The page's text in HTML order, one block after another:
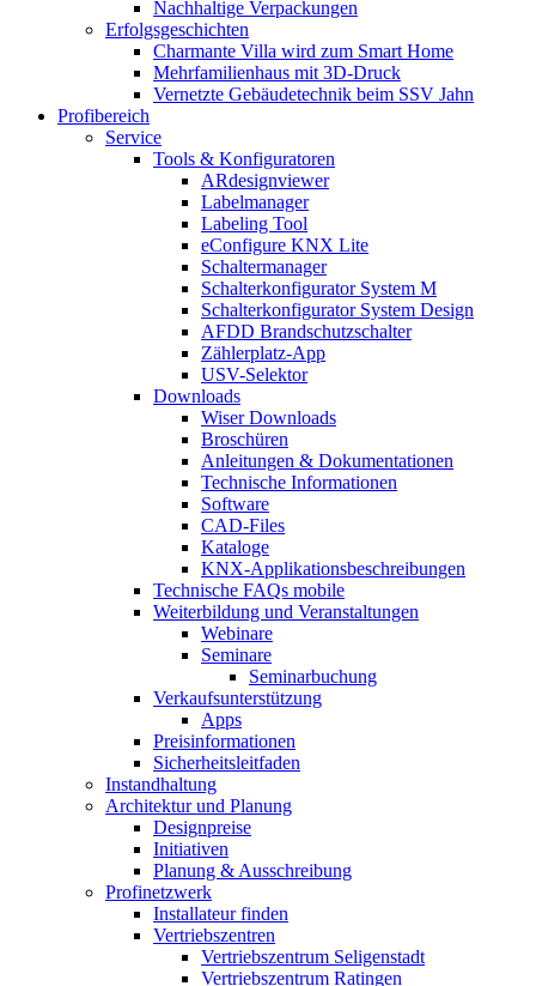
Nachhaltige Verpackungen
Erfolgsgeschichten
Charmante Villa wird zum Smart Home
Mehrfamilienhaus mit 3D-Druck
Vernetzte Gebäudetechnik beim SSV Jahn
Profibereich
Service
Tools & Konfiguratoren
ARdesignviewer
Labelmanager
Labeling Tool
eConfigure KNX Lite
Schaltermanager
Schalterkonfigurator System M
Schalterkonfigurator System Design
AFDD Brandschutzschalter
Zählerplatz-App
USV-Selektor
Downloads
Wiser Downloads
Broschüren
Anleitungen & Dokumentationen
Technische Informationen
Software
CAD-Files
Kataloge
KNX-Applikationsbeschreibungen
Technische FAQs mobile
Weiterbildung und Veranstaltungen
Webinare
Seminare
Seminarbuchung
Verkaufsunterstützung
Apps
Preisinformationen
Sicherheitsleitfaden
Instandhaltung
Architektur und Planung
Designpreise
Initiativen
Planung & Ausschreibung
Profinetzwerk
Installateur finden
Vertriebszentren
Vertriebszentrum Seligenstadt
Vertriebszentrum Ratingen